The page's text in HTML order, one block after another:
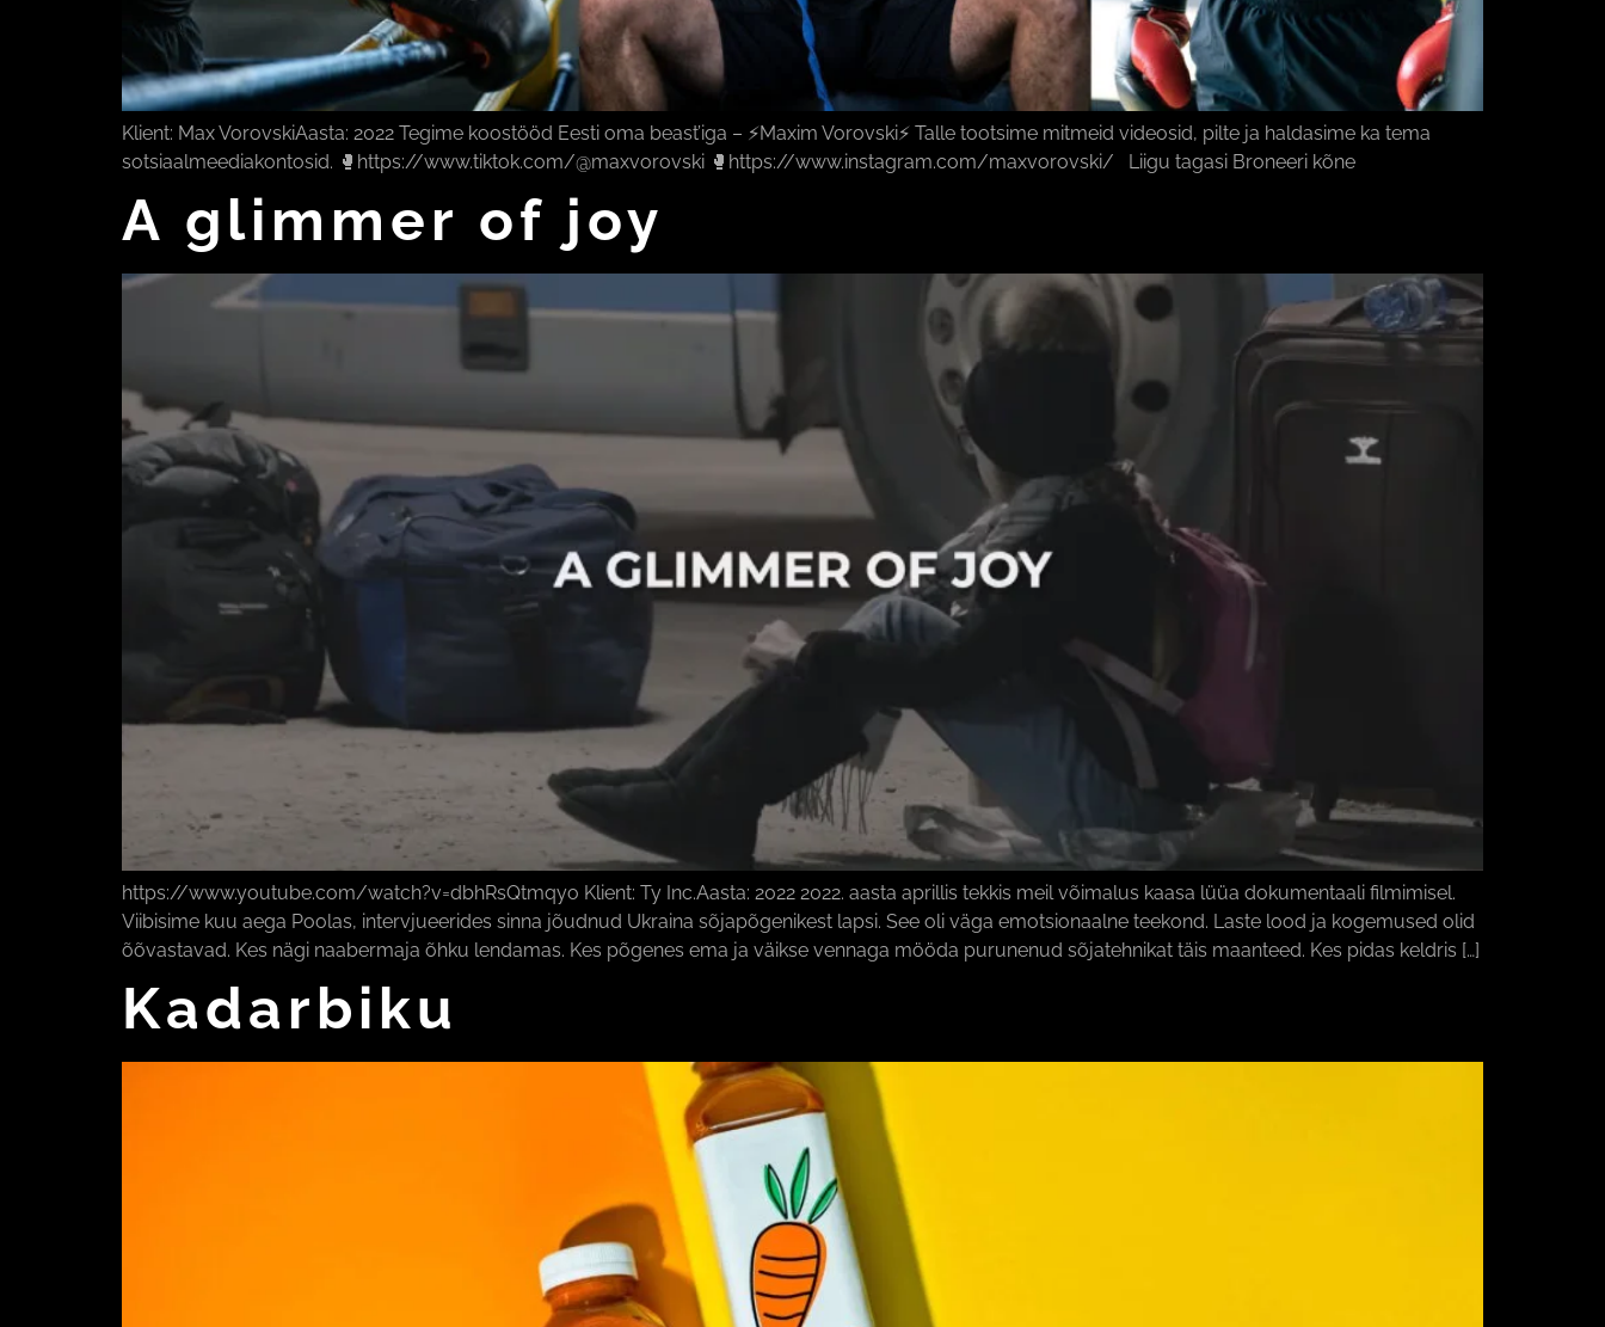
Klient: Max VorovskiAasta: 2022 Tegime koostööd Eesti oma beast’iga – ⚡️Maxim Vorovski⚡️ Talle tootsime mitmeid videosid, pilte ja haldasime ka tema
sotsiaalmeediakontosid. 🥊https://www.tiktok.com/@maxvorovski 🥊https://www.instagram.com/maxvorovski/ Liigu tagasi Broneeri kõne
A glimmer of joy
https://www.youtube.com/watch?v=dbhRsQtmqyo Klient: Ty Inc.Aasta: 2022 2022. aasta aprillis tekkis meil võimalus kaasa lüüa dokumentaali filmimisel.
Viibisime kuu aega Poolas, intervjueerides sinna jõudnud Ukraina sõjapõgenikest lapsi. See oli väga emotsionaalne teekond. Laste lood ja kogemused olid
õõvastavad. Kes nägi naabermaja õhku lendamas. Kes põgenes ema ja väikse vennaga mööda purunenud sõjatehnikat täis maanteed. Kes pidas keldris […]
Kadarbiku